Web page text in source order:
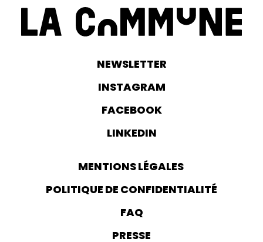
NEWSLETTER
INSTAGRAM
FACEBOOK
LINKEDIN
MENTIONS LÉGALES
POLITIQUE DE CONFIDENTIALITÉ
FAQ
PRESSE